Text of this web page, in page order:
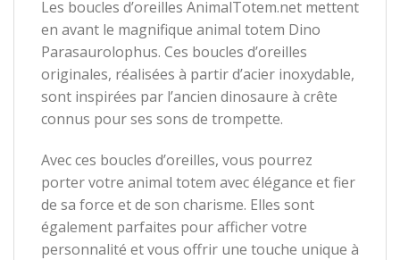
Les boucles d’oreilles AnimalTotem.net mettent
en avant le magnifique animal totem Dino
Parasaurolophus. Ces boucles d’oreilles
originales, réalisées à partir d’acier inoxydable,
sont inspirées par l’ancien dinosaure à crête
connus pour ses sons de trompette.
Avec ces boucles d’oreilles, vous pourrez
porter votre animal totem avec élégance et fier
de sa force et de son charisme. Elles sont
également parfaites pour afficher votre
personnalité et vous offrir une touche unique à